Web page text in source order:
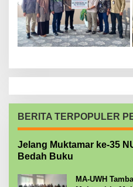
BERITA TERPOPULER
Jelang Muktamar ke-35
Bedah Buku
MA-UWH